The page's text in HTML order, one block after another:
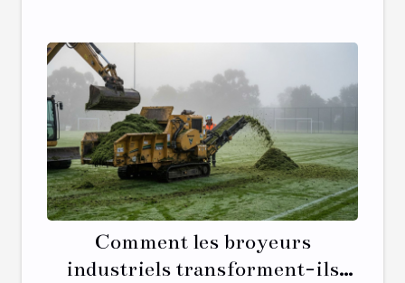
Comment les broyeurs
industriels transforment-ils